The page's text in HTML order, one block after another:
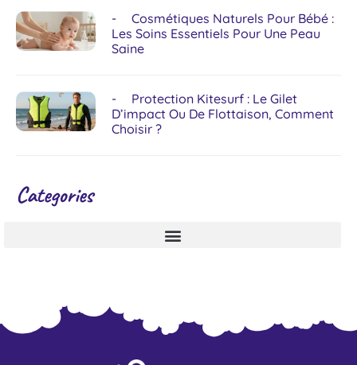
Cosmétiques Naturels Pour Bébé :
Les Soins Essentiels Pour Une Peau
Saine
Protection Kitesurf : Le Gilet
D’impact Ou De Flottaison, Comment
Choisir ?
Categories